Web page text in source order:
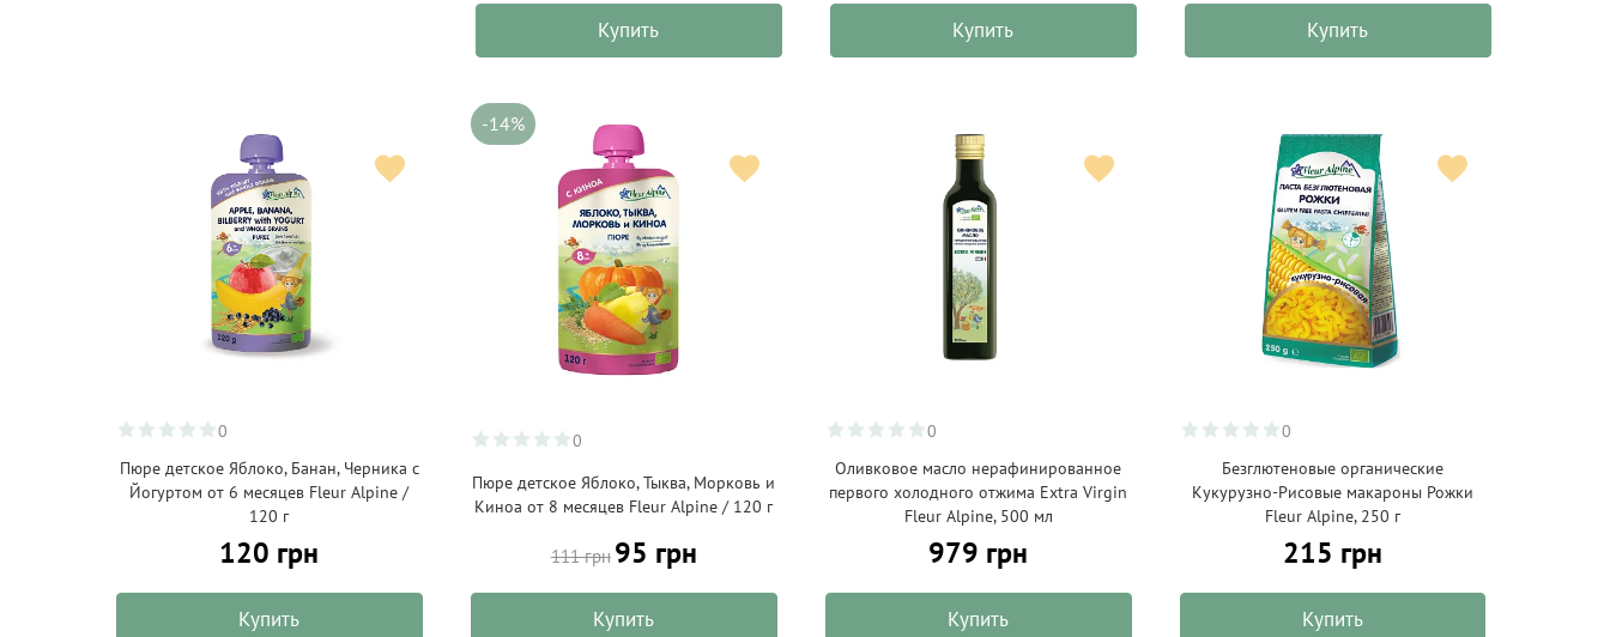
Купить Купить Купить
0
Пюре детское Яблоко, Банан, Черника с
Йогуртом от 6 месяцев Fleur Alpine /
120 г
120 грн
Купить
-14%
0
Пюре детское Яблоко, Тыква, Морковь и
Киноа от 8 месяцев Fleur Alpine / 120 г
111 грн 95 грн
Купить
0
Оливковое масло нерафинированное
первого холодного отжима Extra Virgin
Fleur Alpine, 500 мл
979 грн
Купить
0
Безглютеновые органические
Кукурузно-Рисовые макароны Рожки
Fleur Alpine, 250 г
215 грн
Купить